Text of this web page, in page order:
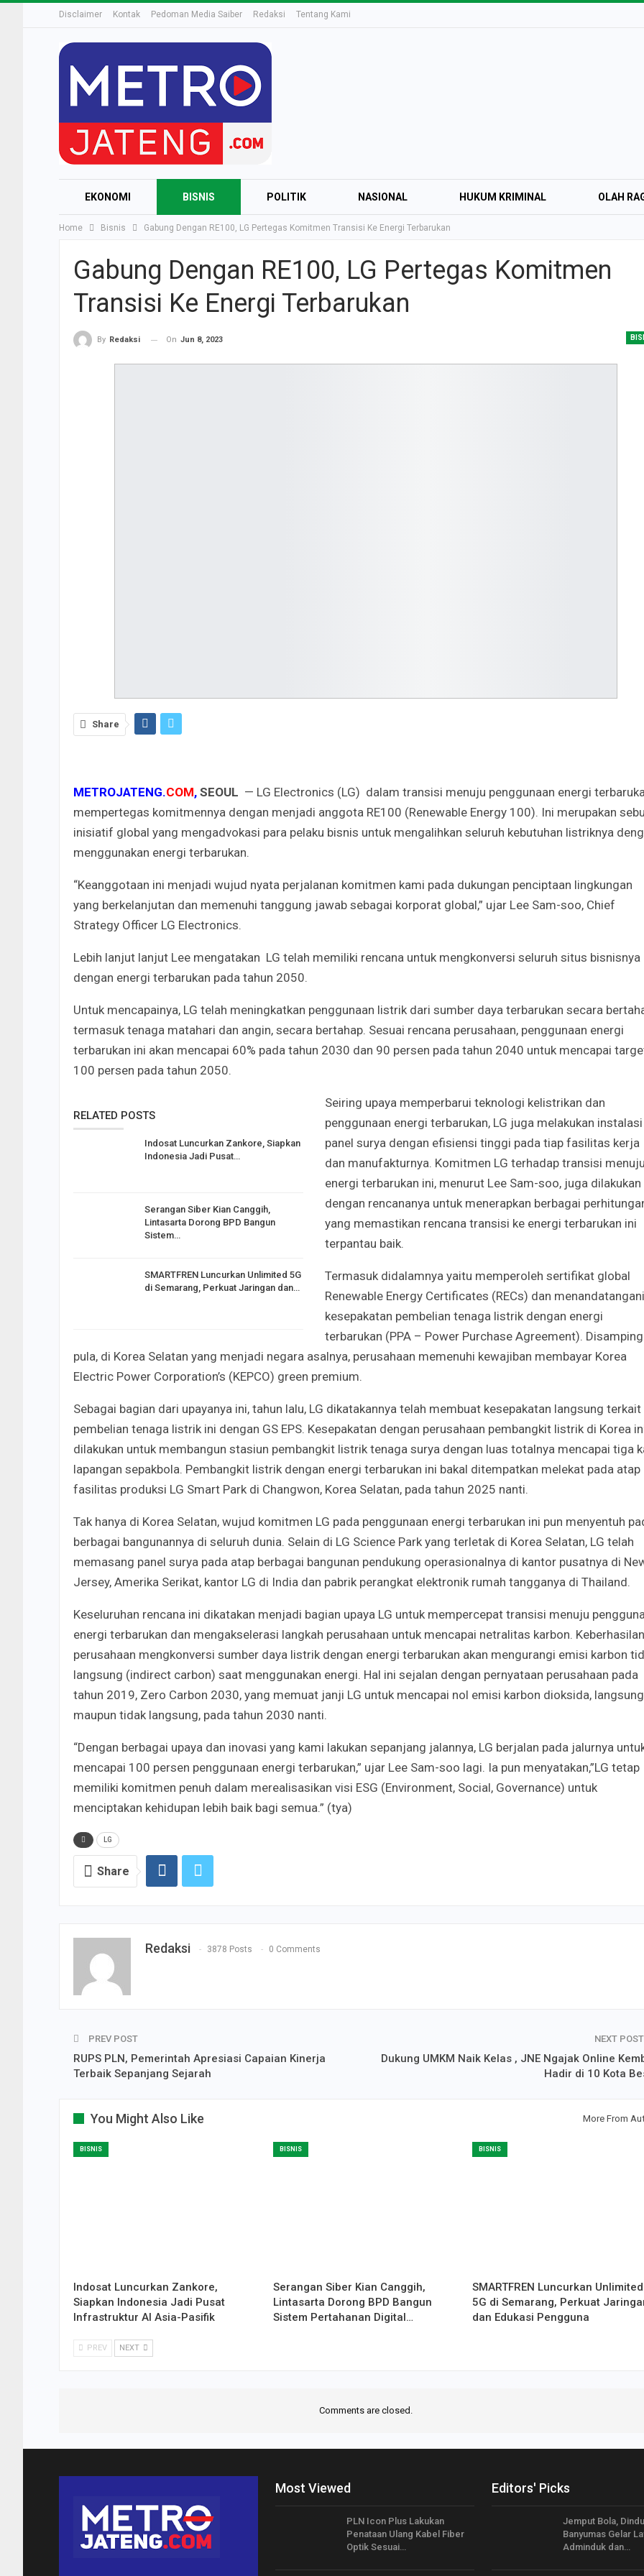
Disclaimer Kontak Pedoman Media Saiber Redaksi Tentang Kami
EKONOMI BISNIS POLITIK NASIONAL HUKUM KRIMINAL OLAH
Home Bisnis Gabung Dengan RE100, LG Pertegas Komitmen Transisi Ke Energi Terbarukan
Gabung Dengan RE100, LG Pertegas Komitmen
Transisi Ke Energi Terbarukan
By Redaksi On Jun 8, 2023
Share
METROJATENG.COM, SEOUL — LG Electronics (LG) dalam transisi menuju penggunaan energi
mempertegas komitmennya dengan menjadi anggota RE100 (Renewable Energy 100). Ini merupakan
inisiatif global yang mengadvokasi para pelaku bisnis untuk mengalihkan seluruh kebutuhan listriknya
menggunakan energi terbarukan.
“Keanggotaan ini menjadi wujud nyata perjalanan komitmen kami pada dukungan penciptaan lingkungan
yang berkelanjutan dan memenuhi tanggung jawab sebagai korporat global,” ujar Lee Sam-soo, Chief
Strategy Officer LG Electronics.
Lebih lanjut lanjut Lee mengatakan LG telah memiliki rencana untuk mengkonversi seluruh situs bisnisnya
dengan energi terbarukan pada tahun 2050.
Untuk mencapainya, LG telah meningkatkan penggunaan listrik dari sumber daya terbarukan secara
termasuk tenaga matahari dan angin, secara bertahap. Sesuai rencana perusahaan, penggunaan energi
terbarukan ini akan mencapai 60% pada tahun 2030 dan 90 persen pada tahun 2040 untuk mencapai
100 persen pada tahun 2050.
RELATED POSTS
Indosat Luncurkan Zankore, Siapkan
Indonesia Jadi Pusat…
Serangan Siber Kian Canggih,
Lintasarta Dorong BPD Bangun
Sistem…
SMARTFREN Luncurkan Unlimited 5G
di Semarang, Perkuat Jaringan dan…
Seiring upaya memperbarui teknologi kelistrikan dan
penggunaan energi terbarukan, LG juga melakukan instalasi
panel surya dengan efisiensi tinggi pada tiap fasilitas kerja
dan manufakturnya. Komitmen LG terhadap transisi menuju
energi terbarukan ini, menurut Lee Sam-soo, juga dilakukan
dengan rencananya untuk menerapkan berbagai
yang memastikan rencana transisi ke energi terbarukan ini
terpantau baik.
Termasuk didalamnya yaitu memperoleh sertifikat global
Renewable Energy Certificates (RECs) dan menandatangani
kesepakatan pembelian tenaga listrik dengan energi
terbarukan (PPA – Power Purchase Agreement). Disamping
pula, di Korea Selatan yang menjadi negara asalnya, perusahaan memenuhi kewajiban membayar Korea
Electric Power Corporation’s (KEPCO) green premium.
Sebagai bagian dari upayanya ini, tahun lalu, LG dikatakannya telah membuat kesepakatan langsung terkait
pembelian tenaga listrik ini dengan GS EPS. Kesepakatan dengan perusahaan pembangkit listrik di Korea
dilakukan untuk membangun stasiun pembangkit listrik tenaga surya dengan luas totalnya mencapai tiga
lapangan sepakbola. Pembangkit listrik dengan energi terbarukan ini bakal ditempatkan melekat pada atap
fasilitas produksi LG Smart Park di Changwon, Korea Selatan, pada tahun 2025 nanti.
Tak hanya di Korea Selatan, wujud komitmen LG pada penggunaan energi terbarukan ini pun menyentuh
berbagai bangunannya di seluruh dunia. Selain di LG Science Park yang terletak di Korea Selatan, LG telah
memasang panel surya pada atap berbagai bangunan pendukung operasionalnya di kantor pusatnya di
Jersey, Amerika Serikat, kantor LG di India dan pabrik perangkat elektronik rumah tangganya di Thailand.
Keseluruhan rencana ini dikatakan menjadi bagian upaya LG untuk mempercepat transisi menuju
energi terbarukan dan mengakselerasi langkah perusahaan untuk mencapai netralitas karbon. Keberhasilan
perusahaan mengkonversi sumber daya listrik dengan energi terbarukan akan mengurangi emisi karbon
langsung (indirect carbon) saat menggunakan energi. Hal ini sejalan dengan pernyataan perusahaan pada
tahun 2019, Zero Carbon 2030, yang memuat janji LG untuk mencapai nol emisi karbon dioksida, langsung
maupun tidak langsung, pada tahun 2030 nanti.
“Dengan berbagai upaya dan inovasi yang kami lakukan sepanjang jalannya, LG berjalan pada jalurnya
mencapai 100 persen penggunaan energi terbarukan,” ujar Lee Sam-soo lagi. Ia pun menyatakan,”LG tetap
memiliki komitmen penuh dalam merealisasikan visi ESG (Environment, Social, Governance) untuk
menciptakan kehidupan lebih baik bagi semua.” (tya)
LG
Share
Redaksi 3878 Posts 0 Comments
PREV POST
RUPS PLN, Pemerintah Apresiasi Capaian Kinerja
Terbaik Sepanjang Sejarah
NEXT POST
Dukung UMKM Naik Kelas , JNE Ngajak Online
Hadir di 10 Kota
You Might Also Like More From
BISNIS
Indosat Luncurkan Zankore,
Siapkan Indonesia Jadi Pusat
Infrastruktur AI Asia-Pasifik
BISNIS
Serangan Siber Kian Canggih,
Lintasarta Dorong BPD Bangun
Sistem Pertahanan Digital…
BISNIS
SMARTFREN Luncurkan Unlimited
5G di Semarang, Perkuat
dan Edukasi Pengguna
PREV NEXT
Comments are closed.
Most Viewed
PLN Icon Plus Lakukan
Penataan Ulang Kabel Fiber
Optik Sesuai…
Editors' Picks
Jemput Bola,
Banyumas Gelar
Adminduk dan…